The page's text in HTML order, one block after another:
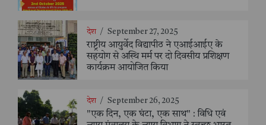
देश / September 27, 2025
राष्ट्रीय आयुर्वेद विद्यापीठ ने एआईआईए के
सहयोग से अस्थि मर्म पर दो दिवसीय प्रशिक्षण
कार्यक्रम आयोजित किया
देश / September 26, 2025
"एक दिन, एक घंटा, एक साथ" : विधि एवं